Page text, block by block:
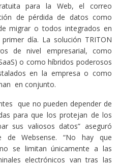
para la Web, el correo
de pérdida de datos como
migrar o todos integrados en
día. La solución TRITON
de nivel empresarial, como
o como híbridos poderosos
en la empresa o como
en conjunto.
que no pueden depender de
para que los protejan de los
sus valiosos datos” aseguró
de Websense. “No hay que
se limitan únicamente a las
electrónicos van tras las